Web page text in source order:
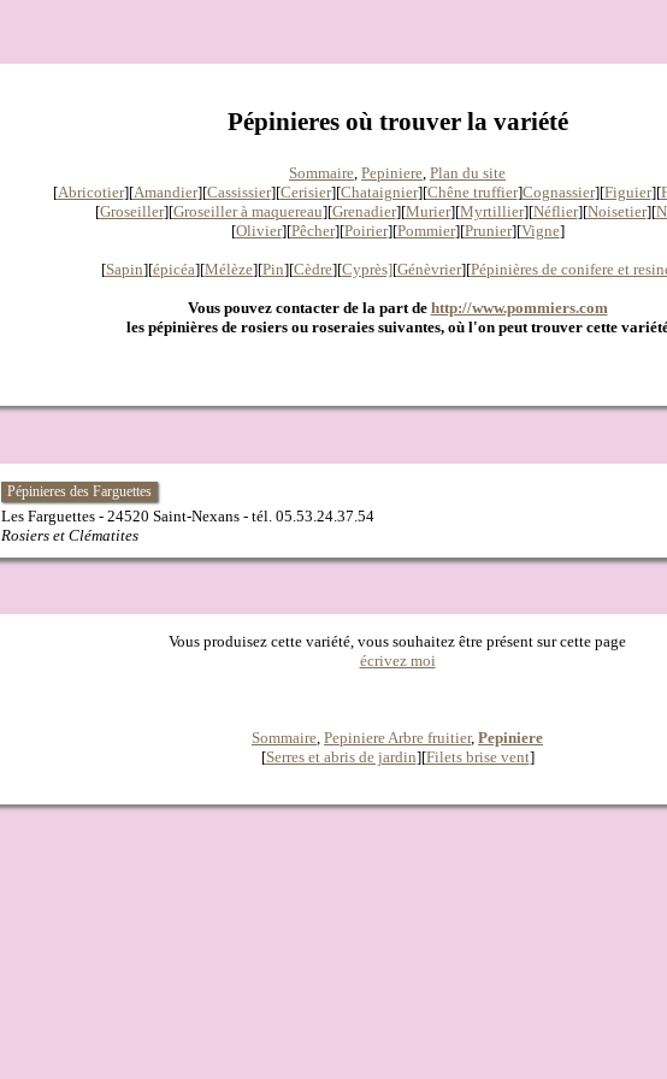
Pépinieres où trouver la variété
Sommaire Pepiniere Plan du site
[Abricotier][Amandier][Cassissier][Cerisier][Chataignier][Chêne truffier]Cognassier][Figuier][
[Groseiller][Groseiller à maquereau][Grenadier][Murier][Myrtillier][Néflier][Noisetier][
[Olivier][Pêcher][Poirier][Pommier][Prunier][Vigne]
[Sapin][épicéa][Mélèze][Pin][Cèdre][Cyprès][Génèvrier][Pépinières de conifere et
Vous pouvez contacter de la part de http://www.pommiers.com
les pépinières de rosiers ou roseraies suivantes, où l'on peut trouver cette
Pépinieres des Farguettes
Les Farguettes - 24520 Saint-Nexans - tél. 05.53.24.37.54
Rosiers et Clématites
Vous produisez cette variété, vous souhaitez être présent sur cette page
écrivez moi
Sommaire Pepiniere Arbre fruitier, Pepiniere
[Serres et abris de jardin][Filets brise vent]